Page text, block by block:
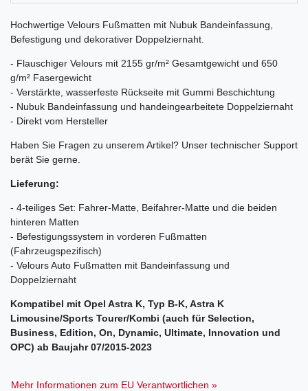
Hochwertige Velours Fußmatten mit Nubuk Bandeinfassung,
Befestigung und dekorativer Doppelziernaht.
- Flauschiger Velours mit 2155 gr/m² Gesamtgewicht und 650
g/m² Fasergewicht
- Verstärkte, wasserfeste Rückseite mit Gummi Beschichtung
- Nubuk Bandeinfassung und handeingearbeitete Doppelziernaht
- Direkt vom Hersteller
Haben Sie Fragen zu unserem Artikel? Unser technischer Support
berät Sie gerne.
Lieferung:
- 4-teiliges Set: Fahrer-Matte, Beifahrer-Matte und die beiden
hinteren Matten
- Befestigungssystem in vorderen Fußmatten
(Fahrzeugspezifisch)
- Velours Auto Fußmatten mit Bandeinfassung und
Doppelziernaht
Kompatibel mit Opel Astra K, Typ B-K, Astra K
Limousine/Sports Tourer/Kombi (auch für Selection,
Business, Edition, On, Dynamic, Ultimate, Innovation und
OPC) ab Baujahr 07/2015-2023
Mehr Informationen zum EU Verantwortlichen »